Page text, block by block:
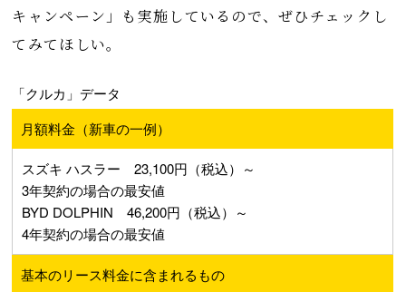
キャンペーン」も実施しているので、ぜひチェックし
てみてほしい。
「クルカ」データ
月額料金（新車の一例）
スズキ ハスラー 23,100円（税込）～
3年契約の場合の最安値
BYD DOLPHIN 46,200円（税込）～
4年契約の場合の最安値
基本のリース料金に含まれるもの